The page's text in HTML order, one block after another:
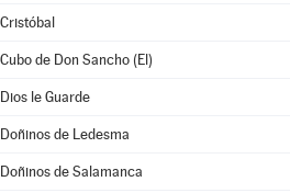
Cristóbal
Cubo de Don Sancho (El)
Dios le Guarde
Doñinos de Ledesma
Doñinos de Salamanca